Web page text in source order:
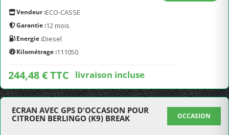
Vendeur :ECO-CASSE
Garantie :12 mois
Energie :Diesel
Kilométrage :111050
244,48 € TTC livraison incluse
ECRAN AVEC GPS D'OCCASION POUR
CITROEN BERLINGO (K9) BREAK
OCCASION